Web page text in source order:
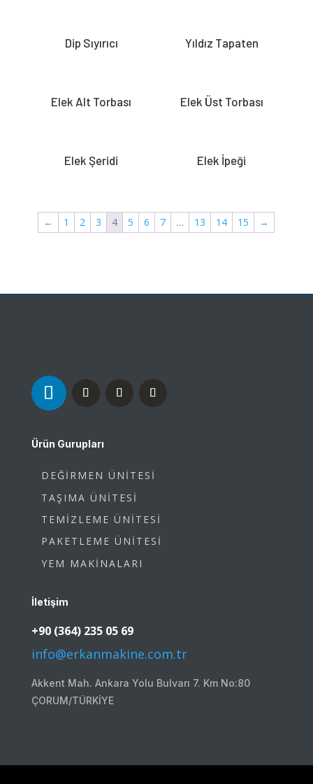
Dip Sıyırıcı Yıldız Tapaten
Elek Alt Torbası Elek Üst Torbası
Elek Şeridi Elek İpeği
← 1 2 3 4 5 6 7 … 13 14 15 →
Ürün Gurupları
DEĞİRMEN ÜNİTESİ
TAŞIMA ÜNİTESİ
TEMİZLEME ÜNİTESİ
PAKETLEME ÜNİTESİ
YEM MAKİNALARI
İletişim
+90 (364) 235 05 69
info@erkanmakine.com.tr
Akkent Mah. Ankara Yolu Bulvarı 7. Km No:80
ÇORUM/TÜRKİYE